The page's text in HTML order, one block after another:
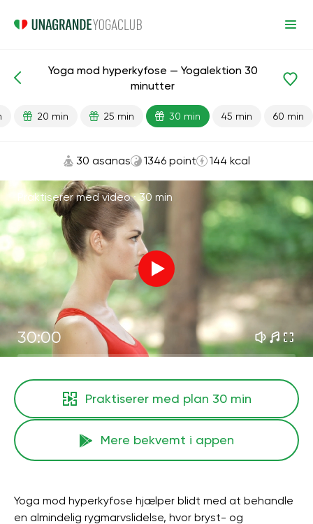
Færdiglavede lektioner Tilbage
Yoga mod hyperkyfose — Yogalektion 30
minutter
20 min 25 min 30 min 45 min 60 min
30 asanas 1346 point 144 kcal
Praktiserer med video ·30 min
30:00
Praktiserer med plan 30 min
Mere bekvemt i appen
Yoga mod hyperkyfose hjælper blidt med at behandle
en almindelig rygmarvslidelse, hvor bryst- og